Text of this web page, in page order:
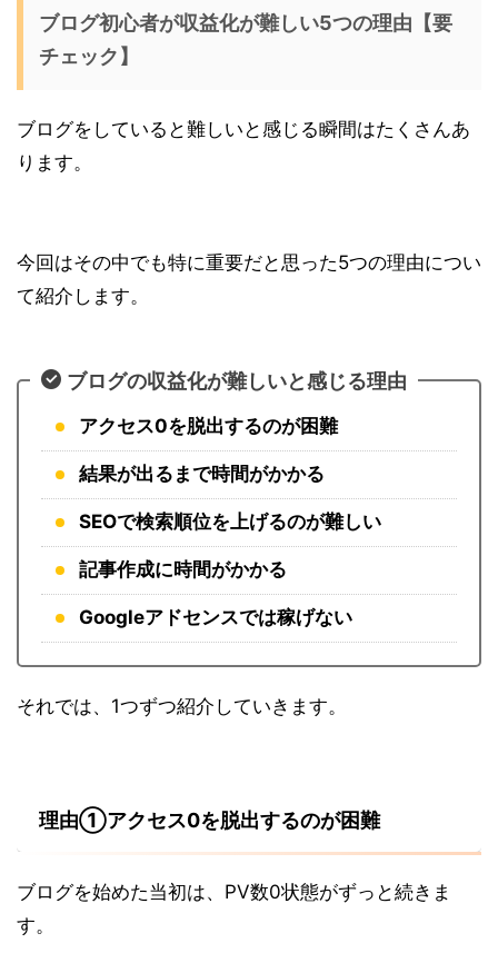
ブログ初心者が収益化が難しい5つの理由【要
チェック】
ブログをしていると難しいと感じる瞬間はたくさんあ
ります。
今回はその中でも特に重要だと思った5つの理由につい
て紹介します。
ブログの収益化が難しいと感じる理由
アクセス0を脱出するのが困難
結果が出るまで時間がかかる
SEOで検索順位を上げるのが難しい
記事作成に時間がかかる
Googleアドセンスでは稼げない
それでは、1つずつ紹介していきます。
理由①アクセス0を脱出するのが困難
ブログを始めた当初は、PV数0状態がずっと続きま
す。